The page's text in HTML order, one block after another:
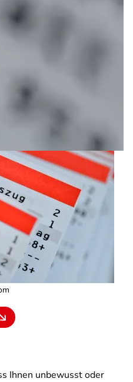
Ihnen unbewusst oder